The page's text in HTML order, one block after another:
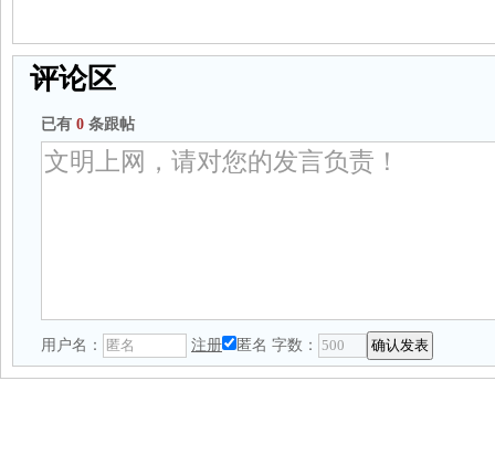
评论区
已有 0 条跟帖
用户名： 注册 匿名 字数：